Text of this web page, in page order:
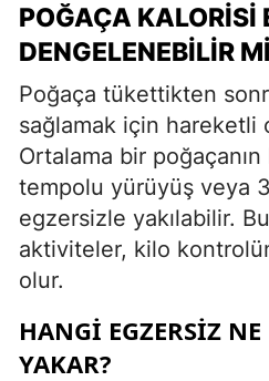
POĞAÇA KALORISI
DENGELENEBILIR
Poğaça tükettikten
sağlamak için hareketli
Ortalama bir
tempolu yürüyüş veya
egzersizle yakılabilir.
aktiviteler, kilo
olur.
HANGI EGZERSIZ
YAKAR?